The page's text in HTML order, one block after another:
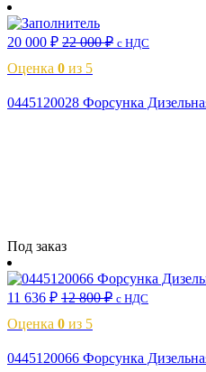
20 000 ₽ 22 000₽ с НДС
Оценка 0 из 5
0445120028 Форсунка
Под заказ
11 636 ₽ 12 800₽ с НДС
Оценка 0 из 5
0445120066 Форсунка